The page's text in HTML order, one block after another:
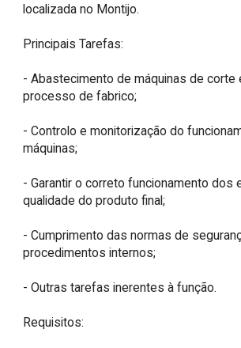
localizada no Montijo.
Principais Tarefas:
- Abastecimento de máquinas de corte
processo de fabrico;
- Controlo e monitorização do
máquinas;
- Garantir o correto funcionamento dos
qualidade do produto final;
- Cumprimento das normas de
procedimentos internos;
- Outras tarefas inerentes à função.
Requisitos: